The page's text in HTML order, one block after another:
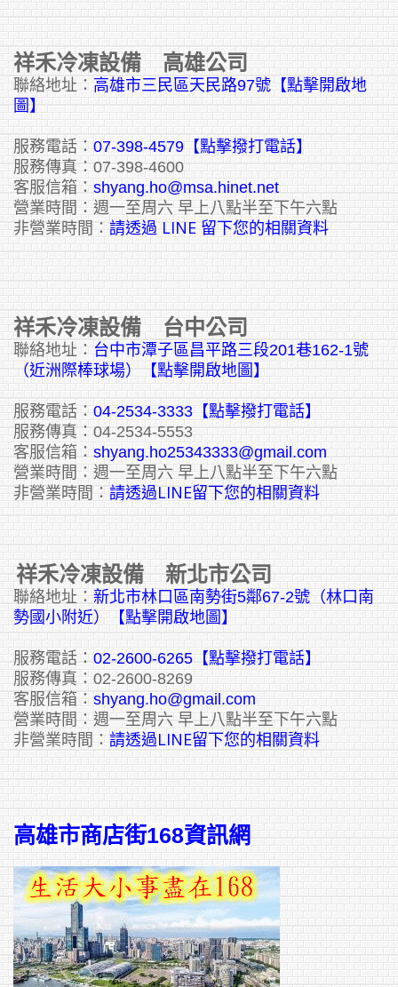
祥禾冷凍設備 高雄公司
聯絡地址： 高雄市三民區天民路97號【點擊開啟地
圖】
服務電話： 07-398-4579【點擊撥打電話】
服務傳真：07-398-4600
客服信箱： shyang.ho@msa.hinet.net
營業時間：週一至周六 早上八點半至下午六點
非營業時間： 請透過 LINE 留下您的相關資料
祥禾冷凍設備 台中公司
聯絡地址： 台中市潭子區昌平路三段201巷162-1號
（近洲際棒球場）【點擊開啟地圖】
服務電話： 04-2534-3333 【點擊撥打電話】
服務傳真：04-2534-5553
客服信箱： shyang.ho25343333@gmail.com
營業時間：週一至周六 早上八點半至下午六點
非營業時間： 請透過LINE留下您的相關資料
祥禾冷凍設備 新北市公司
聯絡地址： 新北市林口區南勢街5鄰67-2號（林口南
勢國小附近）【點擊開啟地圖】
服務電話： 02-2600-6265 【點擊撥打電話】
服務傳真：02-2600-8269
客服信箱： shyang.ho@gmail.com
營業時間：週一至周六 早上八點半至下午六點
非營業時間： 請透過LINE留下您的相關資料
高雄市商店街168資訊網